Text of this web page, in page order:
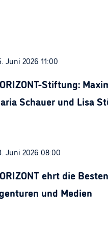
Juni 2026 11:00
Stiftung:
Schauer und Lisa
Juni 2026 08:00
ehrt die
und Medien